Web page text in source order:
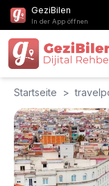
GeziBilen
In der App öffnen
Startseite >